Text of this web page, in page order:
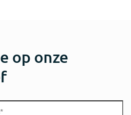
op onze